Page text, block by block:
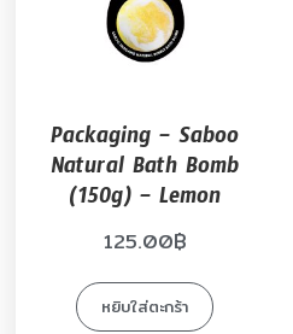
Packaging – Saboo
Natural Bath Bomb
(150g) – Lemon
125.00฿
หยิบใส่ตะกร้า